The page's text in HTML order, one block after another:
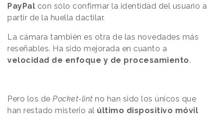
PayPal con sólo confirmar la identidad del usuario a
partir de la huella dactilar.
La cámara también es otra de las novedades más
reseñables. Ha sido mejorada en cuanto a
velocidad de enfoque y de procesamiento.
Pero los de Pocket-lint no han sido los únicos que
han restado misterio al último dispositivo móvil